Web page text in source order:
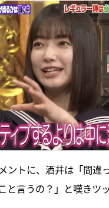
ントに、酒井は「間違
と言うの？」と嘆きツ